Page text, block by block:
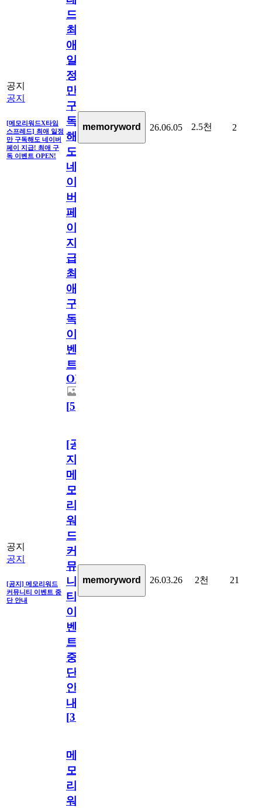
공지
공지
[메모리워드X타임
스프레드] 최애 일정
만 구독해도 네이버
페이 지급! 최애 구
독 이벤트 OPEN!
드]
최
애
일
정
만
구
독
해
도
네
이
버
페
이
지
급!
최
애
구
독
이
벤
트
OPEN!
[5]
memoryword 26.06.05 2.5천 2
공지
공지
[공지] 메모리워드
커뮤니티 이벤트 중
단 안내
[공
지]
메
모
리
워
드
커
뮤
니
티
이
벤
트
중
단
안
내
[31
memoryword 26.03.26 2천 21
메
모
리
워